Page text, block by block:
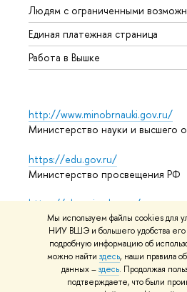
Мы используем файлы cookies для
НИУ ВШЭ и большего удобства его
подробную информацию об
можно найти здесь, наши правила
данных –здесь. Продолжая
подтверждаете, что были
Людям с ограниченными
Единая платежная страница
Работа в Вышке
http://www.minobrnauki.gov.ru/
Министерство науки и высшего
https://edu.gov.ru/
Министерство просвещения РФ
https://elearning.hse.ru/mooc
Массовые открытые онлайн-
© НИУ ВШЭ 1993–2026 Адреса и
использования материаловПолитика